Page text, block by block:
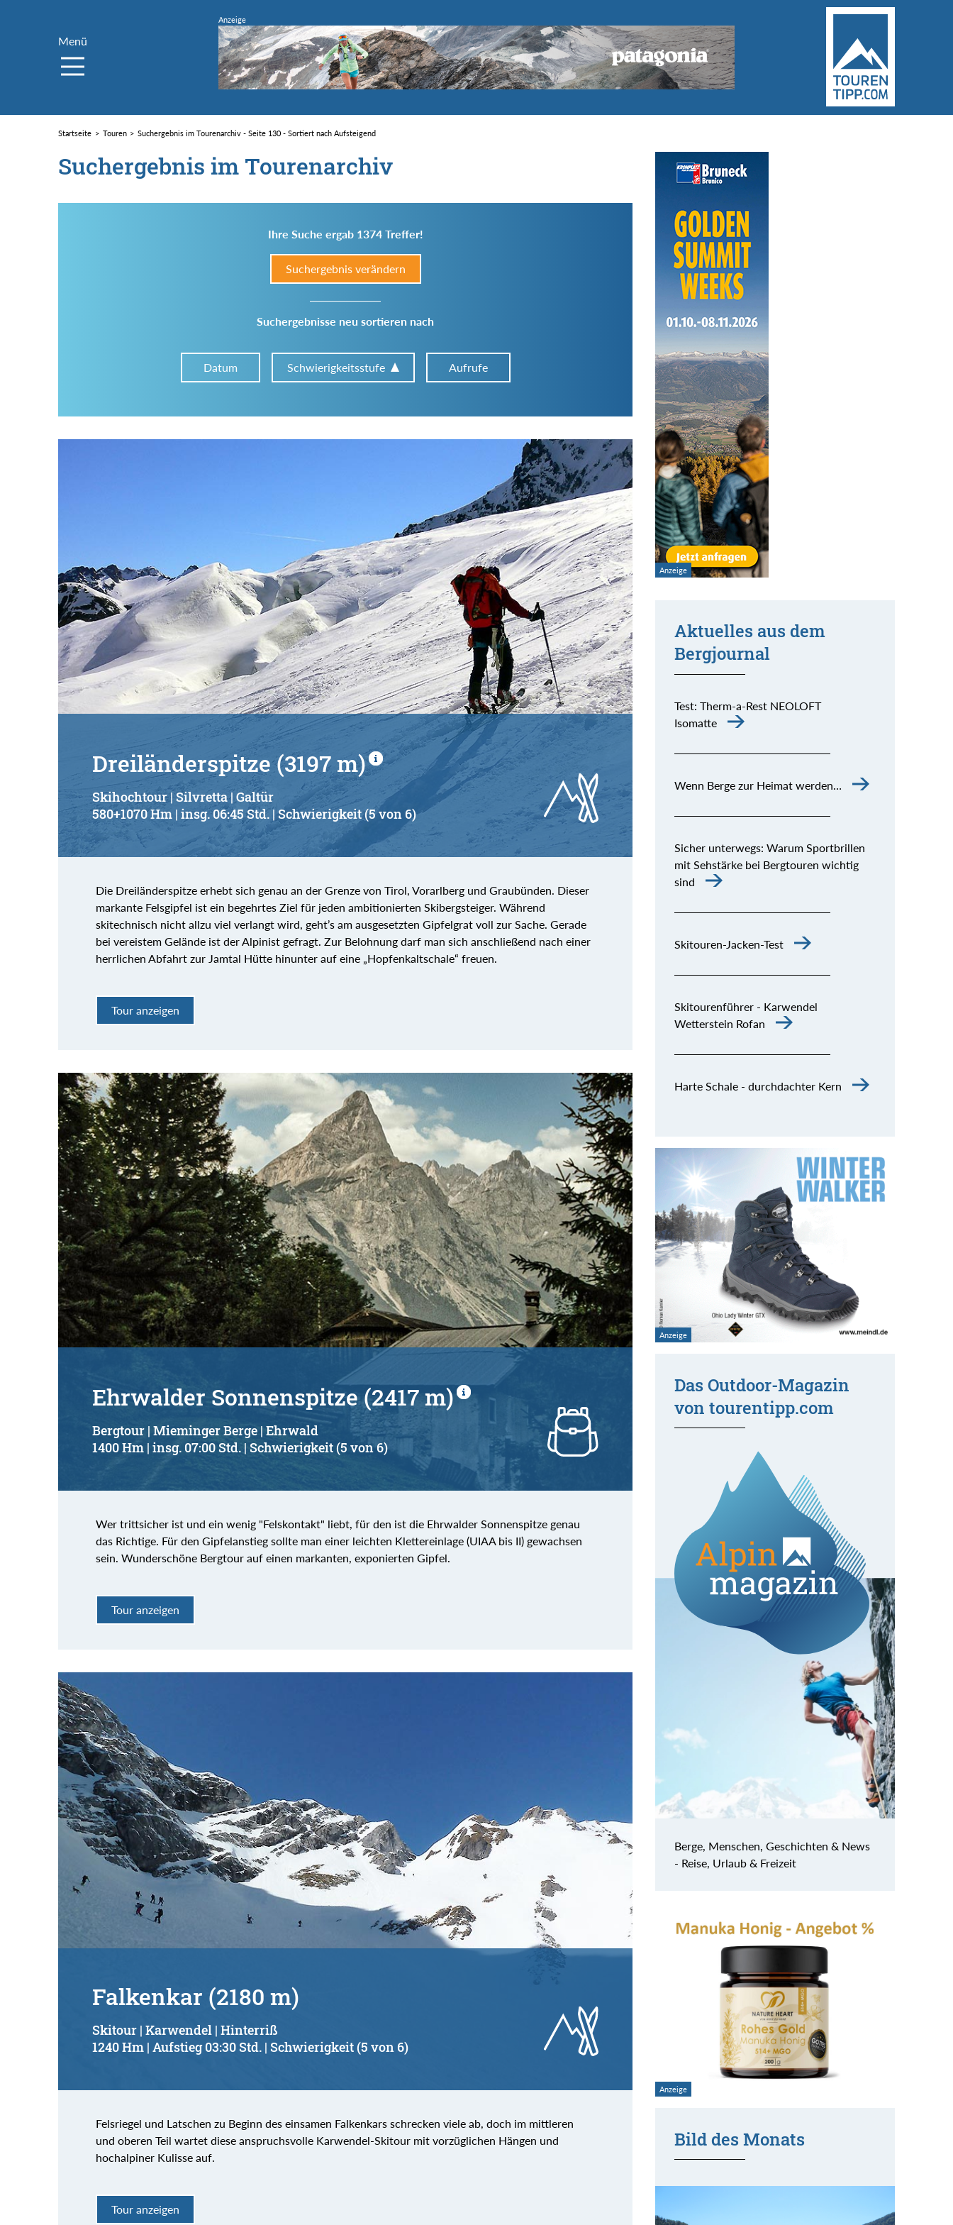
Menü
Startseite Touren Suchergebnis im Tourenarchiv - Seite 130 - Sortiert nach Aufsteigend
Suchergebnis im Tourenarchiv
Ihre Suche ergab 1374 Treffer!
Suchergebnis verändern
Suchergebnisse neu sortieren nach
Datum Schwierigkeitsstufe Aufrufe
Gebirge:
Schwierigkeitsgrad:
von
bis
Kondition (Tourdauer):
von
bis
Suchbegriff:
Dreiländerspitze (3197 m)
Skihochtour | Silvretta | Galtür
580+1070 Hm | insg. 06:45 Std. | Schwierigkeit (5 von 6)
Die Dreiländerspitze erhebt sich genau an der Grenze von Tirol, Vorarlberg und Graubünden. Dieser
markante Felsgipfel ist ein begehrtes Ziel für jeden ambitionierten Skibergsteiger. Während
skitechnisch nicht allzu viel verlangt wird, geht’s am ausgesetzten Gipfelgrat voll zur Sache. Gerade
bei vereistem Gelände ist der Alpinist gefragt. Zur Belohnung darf man sich anschließend nach einer
herrlichen Abfahrt zur Jamtal Hütte hinunter auf eine „Hopfenkaltschale“ freuen.
Tour anzeigen
Ehrwalder Sonnenspitze (2417 m)
Bergtour | Mieminger Berge | Ehrwald
1400 Hm | insg. 07:00 Std. | Schwierigkeit (5 von 6)
Wer trittsicher ist und ein wenig "Felskontakt" liebt, für den ist die Ehrwalder Sonnenspitze genau
das Richtige. Für den Gipfelanstieg sollte man einer leichten Klettereinlage (UIAA bis II) gewachsen
sein. Wunderschöne Bergtour auf einen markanten, exponierten Gipfel.
Tour anzeigen
Falkenkar (2180 m)
Skitour | Karwendel | Hinterriß
1240 Hm | Aufstieg 03:30 Std. | Schwierigkeit (5 von 6)
Felsriegel und Latschen zu Beginn des einsamen Falkenkars schrecken viele ab, doch im mittleren
und oberen Teil wartet diese anspruchsvolle Karwendel-Skitour mit vorzüglichen Hängen und
hochalpiner Kulisse auf.
Tour anzeigen
Aktuelles aus dem
Bergjournal
Test: Therm-a-Rest NEOLOFT
Isomatte
Wenn Berge zur Heimat werden…
Sicher unterwegs: Warum Sportbrillen
mit Sehstärke bei Bergtouren wichtig
sind
Skitouren-Jacken-Test
Skitourenführer - Karwendel
Wetterstein Rofan
Harte Schale - durchdachter Kern
Das Outdoor-Magazin
von tourentipp.com
Berge, Menschen, Geschichten & News
- Reise, Urlaub & Freizeit
Bild des Monats